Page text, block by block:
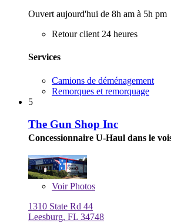
Ouvert aujourd'hui de 8h am à 5h pm
Retour client 24 heures
Services
Camions de déménagement
Remorques et remorquage
5
The Gun Shop Inc
Concessionnaire U-Haul dans le
VoirPhotos
1310 State Rd 44
Leesburg, FL 34748